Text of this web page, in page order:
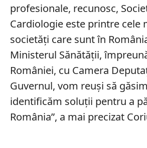
profesionale, recunosc,
Cardiologie este printre cele
societăţi care sunt în
Ministerul Sănătăţii,
României, cu Camera
Guvernul, vom reuşi să
identificăm soluţii pentru a
România”, a mai precizat